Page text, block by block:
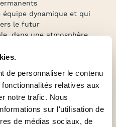
de personnaliser le contenu
relatives aux
notre trafic. Nous
sur l'utilisation de
de médias sociaux, de
dynamique et qui
le futur
dans une atmosphère
de formation
deux succursales)
du Parc (succursale Mile-